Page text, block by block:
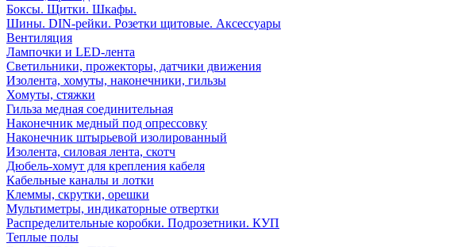
Боксы. Щитки. Шкафы.
Шины. DIN-рейки. Розетки щитовые. Аксессуары
Вентиляция
Лампочки и LED-лента
Светильники, прожекторы, датчики движения
Изолента, хомуты, наконечники, гильзы
Хомуты, стяжки
Гильза медная соединительная
Наконечник медный под опрессовку
Наконечник штырьевой изолированный
Изолента, силовая лента, скотч
Дюбель-хомут для крепления кабеля
Кабельные каналы и лотки
Клеммы, скрутки, орешки
Мультиметры, индикаторные отвертки
Распределительные коробки. Подрозетники. КУП
Теплые полы